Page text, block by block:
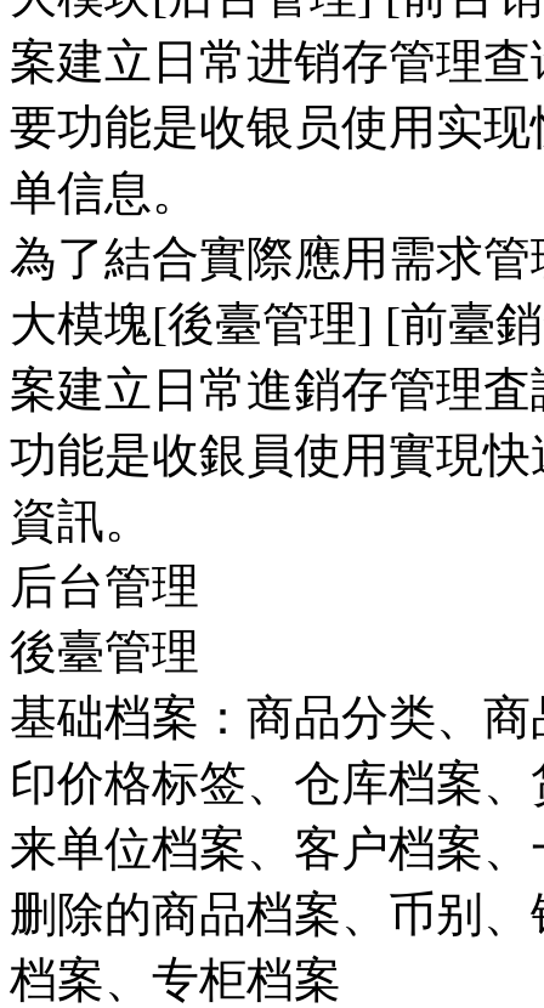
案建立日常进销存管理
要功能是收银员使用实
单信息。
為了結合實際應用需求
大模塊[後臺管理] [前臺
案建立日常進銷存管理
功能是收銀員使用實現
資訊。
后台管理
後臺管理
基础档案：商品分类、
印价格标签、仓库档案
来单位档案、客户档案
删除的商品档案、币别
档案、专柜档案